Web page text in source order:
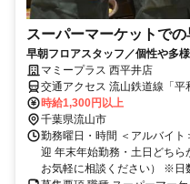
スーパーマーケットで
早朝フロアスタッフ／個性や多
3日勤務からOK！大学生歓迎
マミープラス 西平井店
交通アクセス 流山鉄道線「
時給1,300円以上
千葉県流山市
勤務曜日・時間 ＜アルバイ
迎 年末年始勤務・土日どち
お気軽に相談ください） ※日